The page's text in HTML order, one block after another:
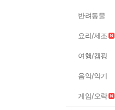
반려동물
요리/제조
여행/캠핑
음악/악기
게임/오락